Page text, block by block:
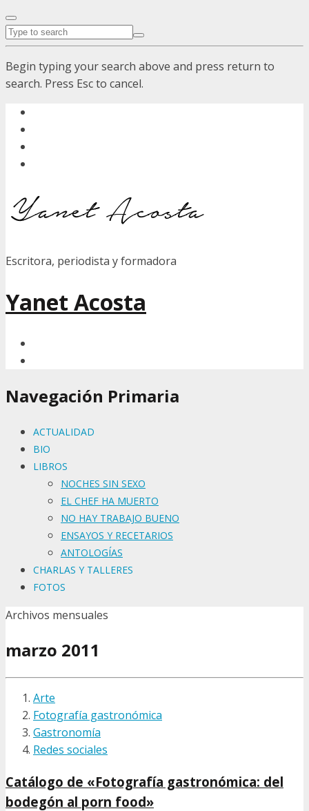
Begin typing your search above and press return to
search. Press Esc to cancel.
Escritora, periodista y formadora
Yanet Acosta
Navegación Primaria
ACTUALIDAD
BIO
LIBROS
NOCHES SIN SEXO
EL CHEF HA MUERTO
NO HAY TRABAJO BUENO
ENSAYOS Y RECETARIOS
ANTOLOGÍAS
CHARLAS Y TALLERES
FOTOS
Archivos mensuales
marzo 2011
Arte
Fotografía gastronómica
Gastronomía
Redes sociales
Catálogo de «Fotografía gastronómica: del
bodegón al porn food»